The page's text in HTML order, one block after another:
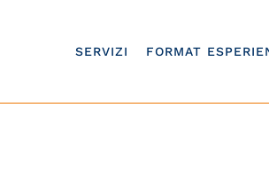
SERVIZI FORMAT